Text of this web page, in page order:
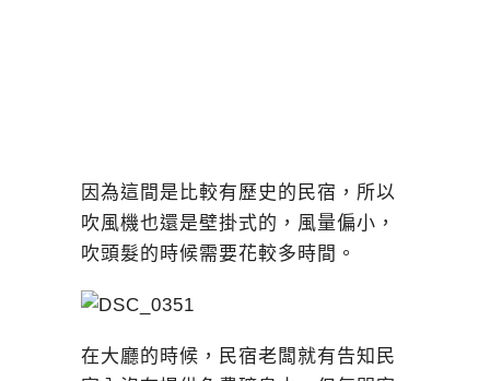
因為這間是比較有歷史的民宿，所以
吹風機也還是壁掛式的，風量偏小，
吹頭髮的時候需要花較多時間。
在大廳的時候，民宿老闆就有告知民